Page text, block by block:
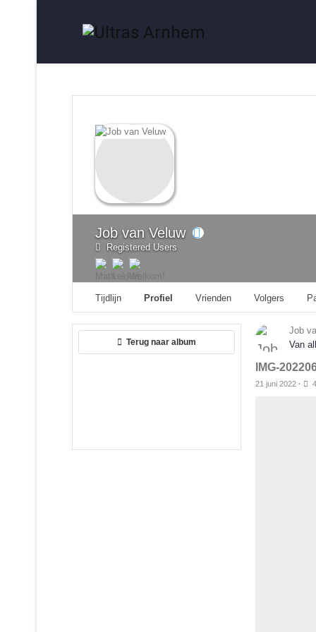
Job van Veluw
Registered Users
Tijdlijn Profiel Vrienden Volgers
Terug naar album
Job
Van
IMG-
21 juni 2022 ·